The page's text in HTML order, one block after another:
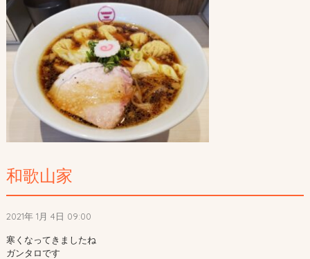
和歌山家
2021年 1月 4日 09:00
寒くなってきましたね
ガンタロです